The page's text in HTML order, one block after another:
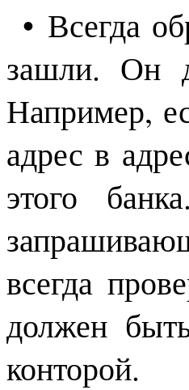
• Всегда
зашли. Он
Например,
адрес в
этого
всегда
должен
конторой.